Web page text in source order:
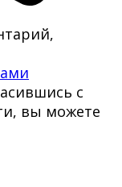
с
вы можете